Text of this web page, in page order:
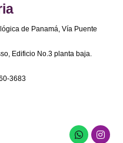
de Panamá, Vía Puente
Edificio No.3 planta baja.
3683